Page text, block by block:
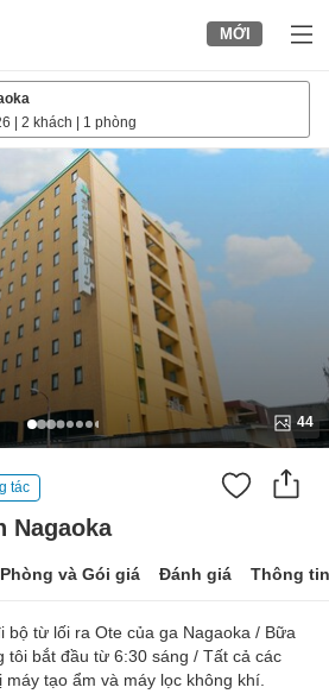
MỚI
2 khách 1 phòng
44
tác
Nagaoka
Phòng và Gói giá Đánh giá Thông
bộ từ lối ra Ote của ga Nagaoka / Bữa
tôi bắt đầu từ 6:30 sáng / Tất cả các
tạo ẩm và máy lọc không khí.